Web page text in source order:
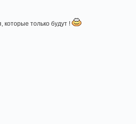
которые только будут !